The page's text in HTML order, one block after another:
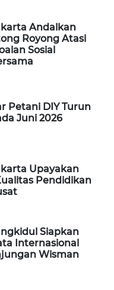
Andalkan
Royong Atasi
Sosial
Petani DIY Turun
Juni 2026
Upayakan
Pendidikan
Siapkan
Internasional
Wisman